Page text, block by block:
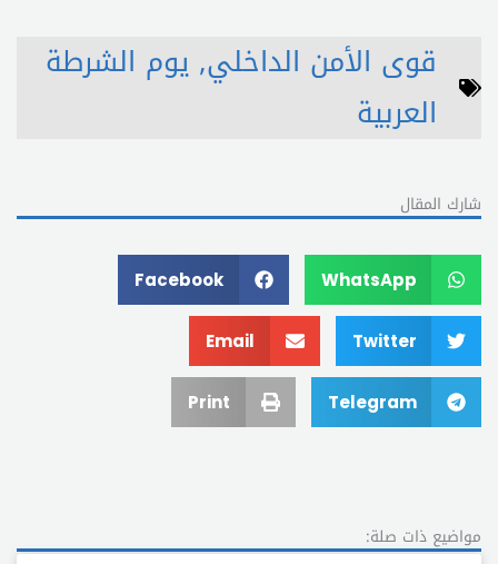
قوى الأمن الداخلي, يوم الشرطة
العربية
شارك المقال
WhatsApp
Facebook
Twitter
Email
Telegram
Print
مواضيع ذات صلة: